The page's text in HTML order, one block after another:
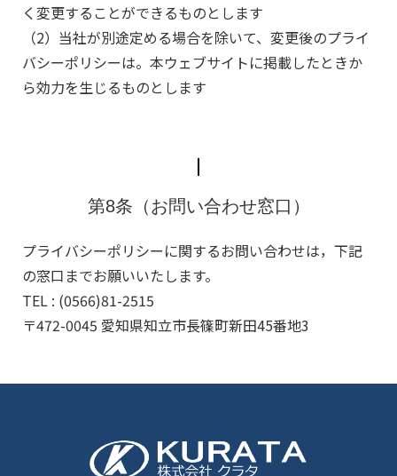
く変更することができるものとします
（2）当社が別途定める場合を除いて、変更後のプライ
バシーポリシーは。本ウェブサイトに掲載したときか
ら効力を生じるものとします
第8条（お問い合わせ窓口）
プライバシーポリシーに関するお問い合わせは，下記
の窓口までお願いいたします。
TEL : (0566)81-2515
〒472-0045 愛知県知立市長篠町新田45番地3